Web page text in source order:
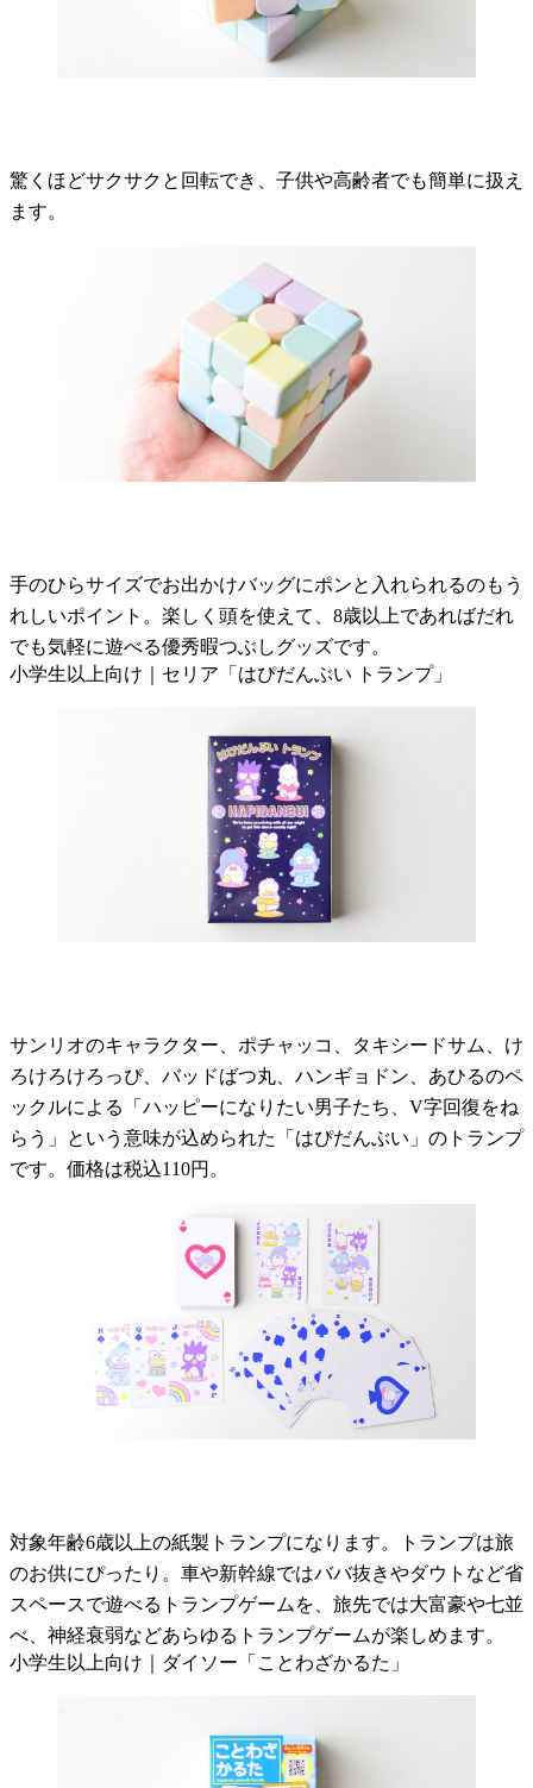
驚くほどサクサクと回転でき、子供や高齢者でも簡単に扱え
ます。
手のひらサイズでお出かけバッグにポンと入れられるのもう
れしいポイント。楽しく頭を使えて、8歳以上であればだれ
でも気軽に遊べる優秀暇つぶしグッズです。
小学生以上向け｜セリア「はぴだんぶい トランプ」
サンリオのキャラクター、ポチャッコ、タキシードサム、け
ろけろけろっぴ、バッドばつ丸、ハンギョドン、あひるのペ
ックルによる「ハッピーになりたい男子たち、V字回復をね
らう」という意味が込められた「はぴだんぶい」のトランプ
です。価格は税込110円。
対象年齢6歳以上の紙製トランプになります。トランプは旅
のお供にぴったり。車や新幹線ではババ抜きやダウトなど省
スペースで遊べるトランプゲームを、旅先では大富豪や七並
べ、神経衰弱などあらゆるトランプゲームが楽しめます。
小学生以上向け｜ダイソー「ことわざかるた」